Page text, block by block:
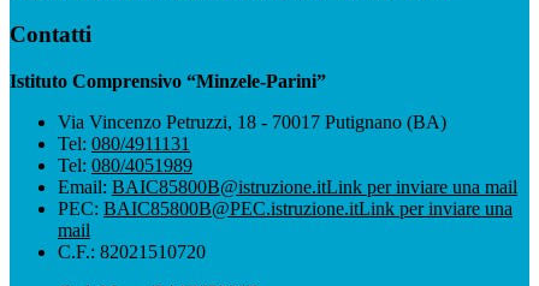
Contatti
Istituto Comprensivo “Minzele-Parini”
Via Vincenzo Petruzzi, 18 - 70017 Putignano (BA)
Tel: 080/4911131
Tel: 080/4051989
Email: BAIC85800B@istruzione.itLink per inviare una mail
PEC: BAIC85800B@PEC.istruzione.itLink per inviare una
mail
C.F.: 82021510720